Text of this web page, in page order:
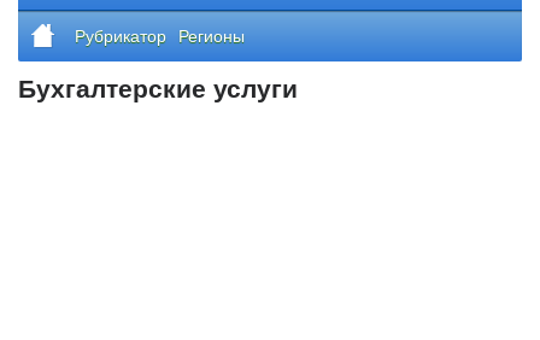
Рубрикатор Регионы
Бухгалтерские услуги